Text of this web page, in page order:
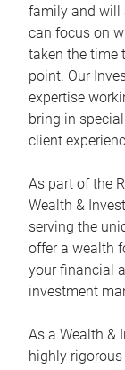
family and will
can focus on
taken the time
point. Our
expertise
bring in
client
As part of the
Wealth &
serving the
offer a wealth
your financial
investment
As a Wealth &
highly